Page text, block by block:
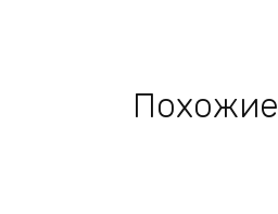
Похожие